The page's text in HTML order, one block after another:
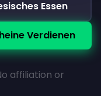
Essen
Verdienen
affiliation or